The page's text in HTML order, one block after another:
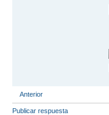
Anterior
Publicar respuesta